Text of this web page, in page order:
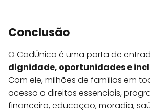
Conclusão
O CadÚnico é uma porta de
dignidade, oportunidades e
Com ele, milhões de famílias em
acesso a direitos essenciais,
financeiro, educação, moradia,